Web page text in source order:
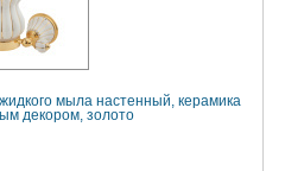
мыла настенный, керамика
декором, золото